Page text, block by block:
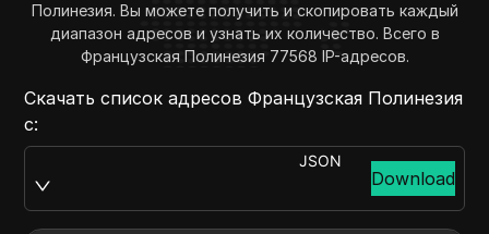
Полинезия. Вы можете получить и скопировать каждый
диапазон адресов и узнать их количество. Всего в
Французская Полинезия 77568 IP-адресов.
Скачать список адресов Французская Полинезия
с:
JSON
Download